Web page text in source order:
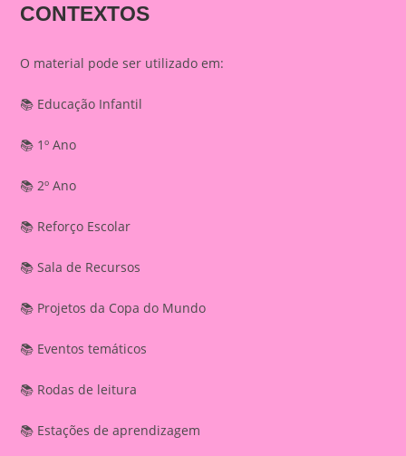
CONTEXTOS
O material pode ser utilizado em:
📚 Educação Infantil
📚 1º Ano
📚 2º Ano
📚 Reforço Escolar
📚 Sala de Recursos
📚 Projetos da Copa do Mundo
📚 Eventos temáticos
📚 Rodas de leitura
📚 Estações de aprendizagem